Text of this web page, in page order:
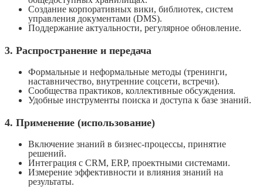
Создание корпоративных вики, библиотек, систем
управления документами (DMS).
Поддержание актуальности, регулярное обновление.
3. Распространение и передача
Формальные и неформальные методы (тренинги,
наставничество, внутренние соцсети, встречи).
Сообщества практиков, коллективные обсуждения.
Удобные инструменты поиска и доступа к базе знаний.
4. Применение (использование)
Включение знаний в бизнес-процессы, принятие
решений.
Интеграция с CRM, ERP, проектными системами.
Измерение эффективности и влияния знаний на
результаты.